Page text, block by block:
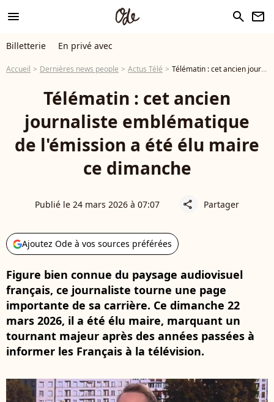
menu search newsletter
Billetterie En privé avec
Accueil Dernières news people Actus Télé Télématin : cet ancien journaliste emblématique de l'émission a été élu maire ce dimanche
Télématin : cet ancien
journaliste emblématique
de l'émission a été élu maire
ce dimanche
Publié le 24 mars 2026 à 07:07 share Partager
Ajoutez Ode à vos sources préférées
Figure bien connue du paysage audiovisuel
français, ce journaliste tourne une page
importante de sa carrière. Ce dimanche 22
mars 2026, il a été élu maire, marquant un
tournant majeur après des années passées à
informer les Français à la télévision.